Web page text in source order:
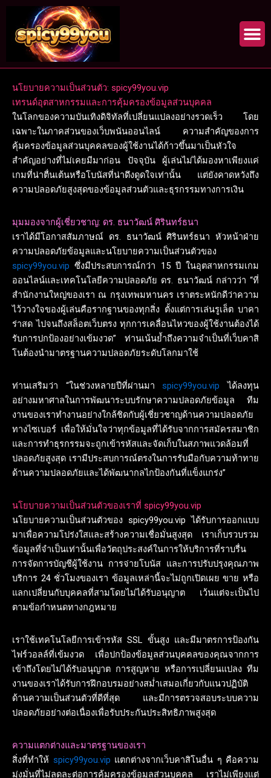
content
นโยบายความเป็นส่วนตัว: spicy99you.vip
เทรนด์อุตสาหกรรมและการคุ้มครองข้อมูลส่วนบุคคล
ในโลกของความบันเทิงดิจิทัลที่เปลี่ยนแปลงอย่างรวดเร็ว โดย
เฉพาะในภาคส่วนของเว็บพนันออนไลน์ ความสำคัญของการ
คุ้มครองข้อมูลส่วนบุคคลของผู้ใช้งานได้ก้าวขึ้นมาเป็นหัวใจ
สำคัญอย่างที่ไม่เคยมีมาก่อน ปัจจุบัน ผู้เล่นไม่ได้มองหาเพียงแค่
เกมที่น่าตื่นเต้นหรือโบนัสที่น่าดึงดูดใจเท่านั้น แต่ยังคาดหวังถึง
ความปลอดภัยสูงสุดของข้อมูลส่วนตัวและธุรกรรมทางการเงิน
มุมมองจากผู้เชี่ยวชาญ: ดร. ธนาวัฒน์ ศิรินทร์ธนา
เราได้มีโอกาสสัมภาษณ์ ดร. ธนาวัฒน์ ศิรินทร์ธนา หัวหน้าฝ่าย
ความปลอดภัยข้อมูลและนโยบายความเป็นส่วนตัวของ
spicy99you.vip ซึ่งมีประสบการณ์กว่า 15 ปี ในอุตสาหกรรมเกม
ออนไลน์และเทคโนโลยีความปลอดภัย ดร. ธนาวัฒน์ กล่าวว่า “ที่
สำนักงานใหญ่ของเรา ณ กรุงเทพมหานคร เราตระหนักดีว่าความ
ไว้วางใจของผู้เล่นคือรากฐานของทุกสิ่ง ตั้งแต่การเล่นรูเล็ต บาคา
ร่าสด ไปจนถึงสล็อตเว็บตรง ทุกการเคลื่อนไหวของผู้ใช้งานต้องได้
รับการปกป้องอย่างเข้มงวด” ท่านเน้นย้ำถึงความจำเป็นที่เว็บคาสิ
โนต้องนำมาตรฐานความปลอดภัยระดับโลกมาใช้
ท่านเสริมว่า “ในช่วงหลายปีที่ผ่านมาspicy99you.vip ได้ลงทุน
อย่างมหาศาลในการพัฒนาระบบรักษาความปลอดภัยข้อมูล ทีม
งานของเราทำงานอย่างใกล้ชิดกับผู้เชี่ยวชาญด้านความปลอดภัย
ทางไซเบอร์ เพื่อให้มั่นใจว่าทุกข้อมูลที่ได้รับจากการสมัครสมาชิก
และการทำธุรกรรมจะถูกเข้ารหัสและจัดเก็บในสภาพแวดล้อมที่
ปลอดภัยสูงสุด เรามีประสบการณ์ตรงในการรับมือกับความท้าทาย
ด้านความปลอดภัยและได้พัฒนากลไกป้องกันที่แข็งแกร่ง”
นโยบายความเป็นส่วนตัวของเราที่ spicy99you.vip
นโยบายความเป็นส่วนตัวของ spicy99you.vip ได้รับการออกแบบ
มาเพื่อความโปร่งใสและสร้างความเชื่อมั่นสูงสุด เราเก็บรวบรวม
ข้อมูลที่จำเป็นเท่านั้นเพื่อวัตถุประสงค์ในการให้บริการที่ราบรื่น
การจัดการบัญชีผู้ใช้งาน การจ่ายโบนัส และการปรับปรุงคุณภาพ
บริการ 24 ชั่วโมงของเรา ข้อมูลเหล่านี้จะไม่ถูกเปิดเผย ขาย หรือ
แลกเปลี่ยนกับบุคคลที่สามโดยไม่ได้รับอนุญาต เว้นแต่จะเป็นไป
ตามข้อกำหนดทางกฎหมาย
เราใช้เทคโนโลยีการเข้ารหัส SSL ขั้นสูง และมีมาตรการป้องกัน
ไฟร์วอลล์ที่เข้มงวด เพื่อปกป้องข้อมูลส่วนบุคคลของคุณจากการ
เข้าถึงโดยไม่ได้รับอนุญาต การสูญหาย หรือการเปลี่ยนแปลง ทีม
งานของเราได้รับการฝึกอบรมอย่างสม่ำเสมอเกี่ยวกับแนวปฏิบัติ
ด้านความเป็นส่วนตัวที่ดีที่สุด และมีการตรวจสอบระบบความ
ปลอดภัยอย่างต่อเนื่องเพื่อรับประกันประสิทธิภาพสูงสุด
ความแตกต่างและมาตรฐานของเรา
สิ่งที่ทำให้ spicy99you.vip แตกต่างจากเว็บคาสิโนอื่น ๆ คือความ
มุ่งมั่นที่ไม่ลดละต่อการคุ้มครองข้อมูลส่วนบุคคล เราไม่เพียงแต่